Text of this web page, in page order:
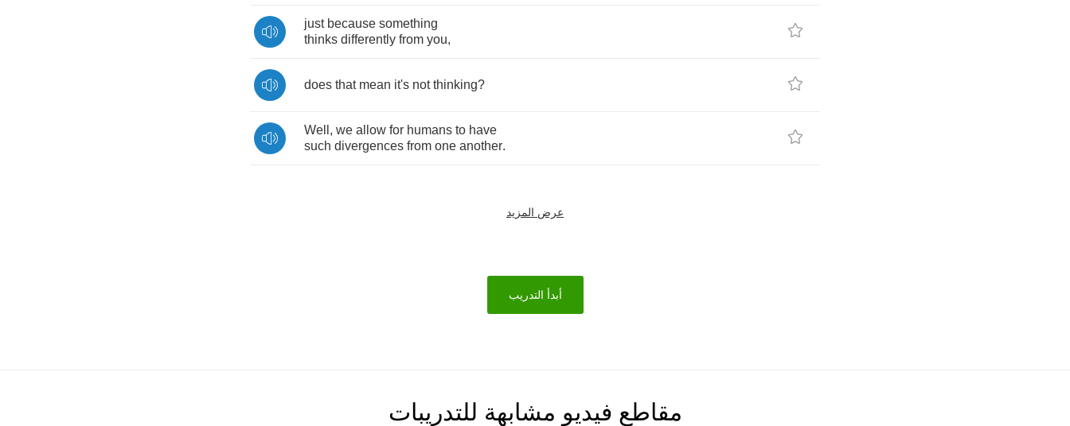
just because something
thinks differently from you,
does that mean it's not thinking?
Well , we allow for humans to have
such divergences from one another.
عرض المزيد
أبدأ التدريب
مقاطع فيديو مشابهة للتدريبات